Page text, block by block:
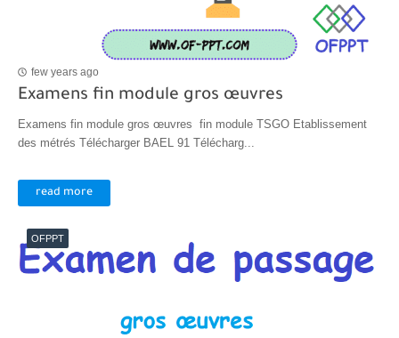
few years ago
Examens fin module gros œuvres
Examens fin module gros œuvres fin module TSGO Etablissement
des métrés Télécharger BAEL 91 Télécharg...
read more
OFPPT